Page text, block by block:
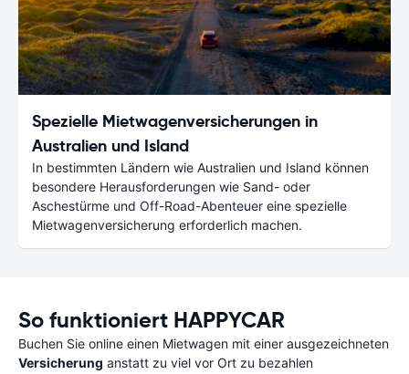
Spezielle Mietwagenversicherungen in
Australien und Island
In bestimmten Ländern wie Australien und Island können
besondere Herausforderungen wie Sand- oder
Aschestürme und Off-Road-Abenteuer eine spezielle
Mietwagenversicherung erforderlich machen.
So funktioniert HAPPYCAR
Buchen Sie online einen Mietwagen mit einer ausgezeichneten
Versicherung anstatt zu viel vor Ort zu bezahlen